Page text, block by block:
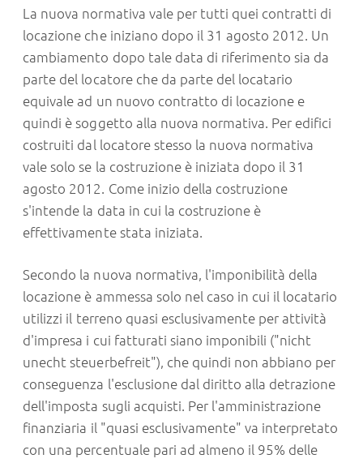
La nuova normativa vale per tutti quei contratti di
locazione che iniziano dopo il 31 agosto 2012. Un
cambiamento dopo tale data di riferimento sia da
parte del locatore che da parte del locatario
equivale ad un nuovo contratto di locazione e
quindi è soggetto alla nuova normativa. Per edifici
costruiti dal locatore stesso la nuova normativa
vale solo se la costruzione è iniziata dopo il 31
agosto 2012. Come inizio della costruzione
s'intende la data in cui la costruzione è
effettivamente stata iniziata.
Secondo la nuova normativa, l'imponibilità della
locazione è ammessa solo nel caso in cui il locatario
utilizzi il terreno quasi esclusivamente per attività
d'impresa i cui fatturati siano imponibili ("nicht
unecht steuerbefreit"), che quindi non abbiano per
conseguenza l'esclusione dal diritto alla detrazione
dell'imposta sugli acquisti. Per l'amministrazione
finanziaria il "quasi esclusivamente" va interpretato
con una percentuale pari ad almeno il 95% delle